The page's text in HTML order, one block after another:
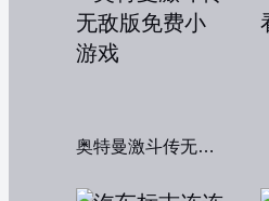
奥特曼激斗传无敌版